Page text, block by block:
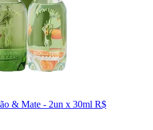
& Mate - 2un x 30ml R$